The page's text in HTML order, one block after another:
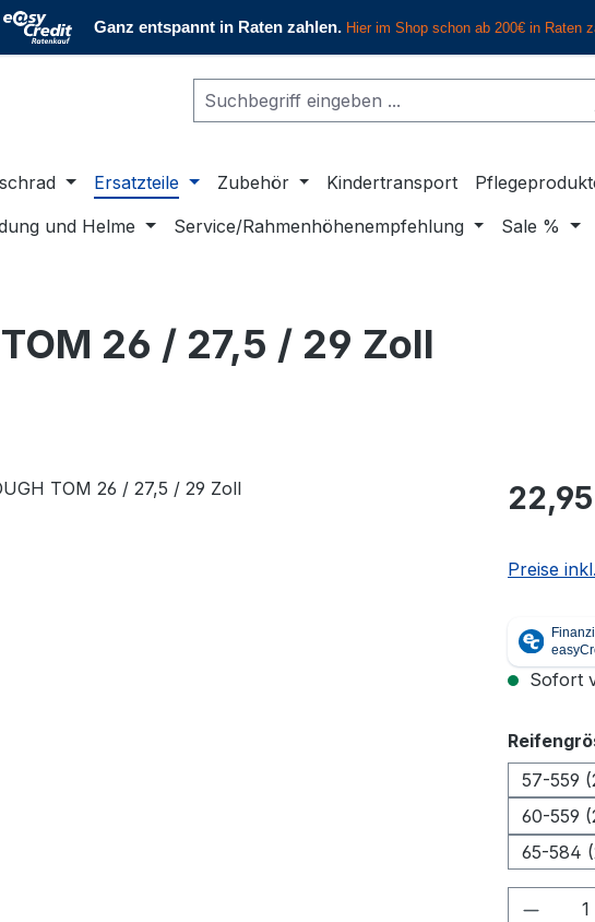
Ersatzteile Zubehör Kindertransport
und Helme Service/Rahmenhöhenempfehlung Sale %
26 / 27,5 / 29 Zoll
Regulärer
Preise
Sofort
57-559
60-559
65-584